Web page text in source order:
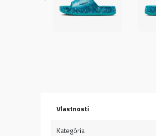
Vlastnosti
Kategória